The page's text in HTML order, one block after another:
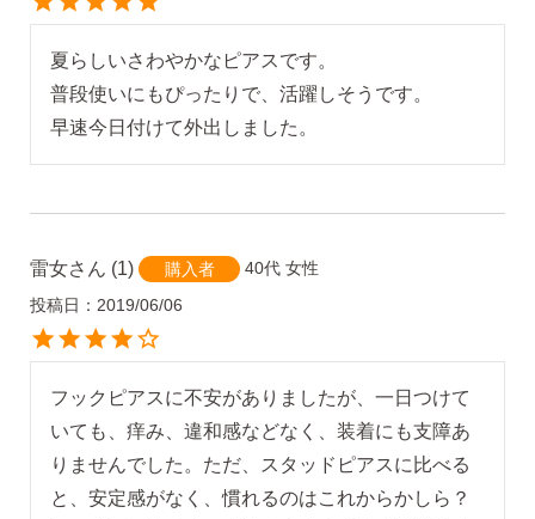
夏らしいさわやかなピアスです。
普段使いにもぴったりで、活躍しそうです。
早速今日付けて外出しました。
雷女 1 購入者 40代 女性
投稿日
2019/06/06
フックピアスに不安がありましたが、一日つけて
いても、痒み、違和感などなく、装着にも支障あ
りませんでした。ただ、スタッドピアスに比べる
と、安定感がなく、慣れるのはこれからかしら？